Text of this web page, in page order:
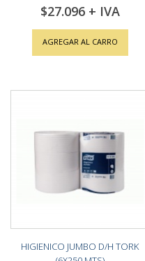
$27.096
AGREGAR AL CARRO
HIGIENICO JUMBO D/H TORK